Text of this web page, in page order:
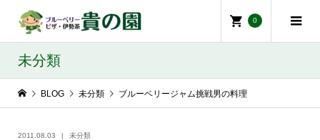
0
未分類
BLOG 未分類 ブルーベリージャム挑戦男の料理
2011.08.03 未分類